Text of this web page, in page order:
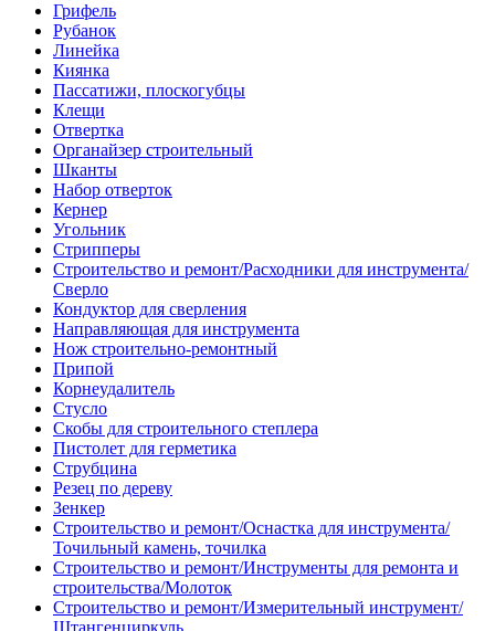
Грифель
Рубанок
Линейка
Киянка
Пассатижи, плоскогубцы
Клещи
Отвертка
Органайзер строительный
Шканты
Набор отверток
Кернер
Угольник
Стрипперы
Строительство и ремонт/Расходники для инструмента/
Сверло
Кондуктор для сверления
Направляющая для инструмента
Нож строительно-ремонтный
Припой
Корнеудалитель
Стусло
Скобы для строительного степлера
Пистолет для герметика
Струбцина
Резец по дереву
Зенкер
Строительство и ремонт/Оснастка для инструмента/
Точильный камень, точилка
Строительство и ремонт/Инструменты для ремонта и
строительства/Молоток
Строительство и ремонт/Измерительный инструмент/
Штангенциркуль